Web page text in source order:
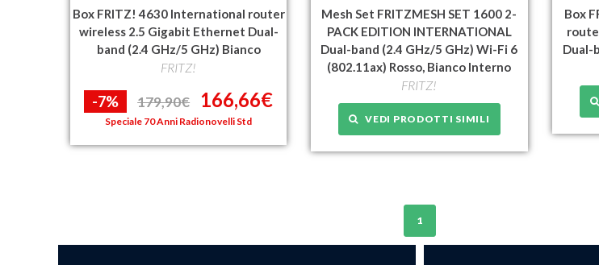
Box FRITZ! 4630 International router
wireless 2.5 Gigabit Ethernet Dual-
band (2.4 GHz/5 GHz) Bianco
FRITZ!
-7% 179,90€ 166,66€
Speciale 70 Anni Radionovelli Std
Mesh Set FRITZMESH SET 1600 2-
PACK EDITION INTERNATIONAL
Dual-band (2.4 GHz/5 GHz) Wi-Fi 6
(802.11ax) Rosso, Bianco Interno
FRITZ!
VEDI PRODOTTI SIMILI
Box
Dual-
1